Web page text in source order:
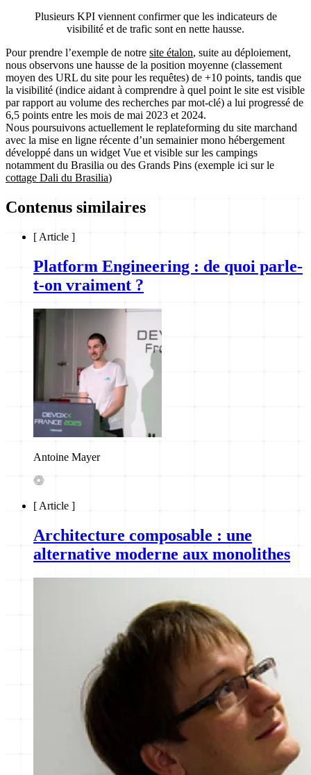
Plusieurs KPI viennent confirmer que les indicateurs de
visibilité et de trafic sont en nette hausse.
Pour prendre l’exemple de notre site étalon, suite au déploiement,
nous observons une hausse de la position moyenne (classement
moyen des URL du site pour les requêtes) de +10 points, tandis que
la visibilité (indice aidant à comprendre à quel point le site est visible
par rapport au volume des recherches par mot-clé) a lui progressé de
6,5 points entre les mois de mai 2023 et 2024.
Nous poursuivons actuellement le replateforming du site marchand
avec la mise en ligne récente d’un semainier mono hébergement
développé dans un widget Vue et visible sur les campings
notamment du Brasilia ou des Grands Pins (exemple ici sur le
cottage Dali du Brasilia)
Contenus similaires
[ Article ]
Platform Engineering : de quoi parle-
t-on vraiment ?
Antoine Mayer
[ Article ]
Architecture composable : une
alternative moderne aux monolithes